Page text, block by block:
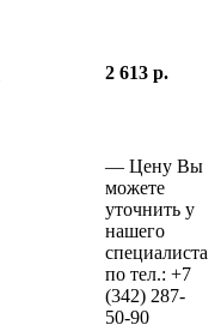
2 613 р.
— Цену Вы
можете
уточнить у
нашего
специалиста
по тел.: +7
(342) 287-
50-90